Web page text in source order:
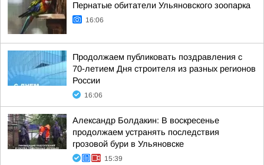
Пернатые обитатели Ульяновского зоопарка
16:06
Продолжаем публиковать поздравления с
70-летием Дня строителя из разных регионов
России
16:06
Александр Болдакин: В воскресенье
продолжаем устранять последствия
грозовой бури в Ульяновске
15:39